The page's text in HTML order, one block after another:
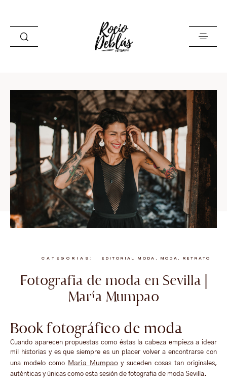
SOBRE MÍ
BLOG
CORPORATIVA
INFO
CONTACTO
CATEGORIAS: EDITORIAL MODA , MODA , RETRATO
Fotografia de moda en Sevilla |
María Mumpao
Book fotográfico de moda
Cuando aparecen propuestas como éstas la cabeza empieza a idear
mil historias y es que siempre es un placer volver a encontrarse con
una modelo como
Maria Mumpaoy suceden cosas tan originales,
auténticas y únicas como esta sesión de fotografia de moda Sevilla.